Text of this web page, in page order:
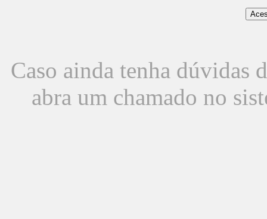
Caso ainda tenha dúvidas
abra um chamado no